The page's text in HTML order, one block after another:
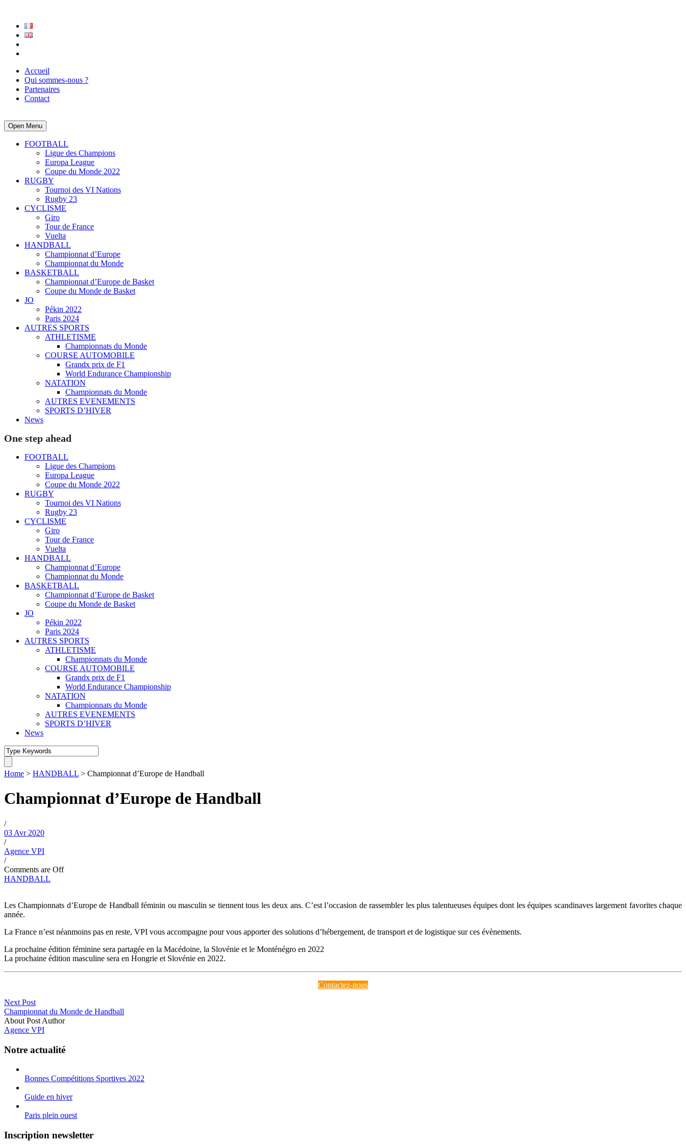
Accueil
Qui sommes-nous ?
Partenaires
Contact
Open Menu
FOOTBALL
Ligue des Champions
Europa League
Coupe du Monde 2022
RUGBY
Tournoi des VI Nations
Rugby 23
CYCLISME
Giro
Tour de France
Vuelta
HANDBALL
Championnat d’Europe
Championnat du Monde
BASKETBALL
Championnat d’Europe de Basket
Coupe du Monde de Basket
JO
Pékin 2022
Paris 2024
AUTRES SPORTS
ATHLETISME
Championnats du Monde
COURSE AUTOMOBILE
Grandx prix de F1
World Endurance Championship
NATATION
Championnats du Monde
AUTRES EVENEMENTS
SPORTS D’HIVER
News
One step ahead
FOOTBALL
Ligue des Champions
Europa League
Coupe du Monde 2022
RUGBY
Tournoi des VI Nations
Rugby 23
CYCLISME
Giro
Tour de France
Vuelta
HANDBALL
Championnat d’Europe
Championnat du Monde
BASKETBALL
Championnat d’Europe de Basket
Coupe du Monde de Basket
JO
Pékin 2022
Paris 2024
AUTRES SPORTS
ATHLETISME
Championnats du Monde
COURSE AUTOMOBILE
Grandx prix de F1
World Endurance Championship
NATATION
Championnats du Monde
AUTRES EVENEMENTS
SPORTS D’HIVER
News
Home > HANDBALL > Championnat d’Europe de Handball
Championnat d’Europe de Handball
/
03 Avr 2020
/
Agence VPI
/
Comments are Off
HANDBALL
Les Championnats d’Europe de Handball féminin ou masculin se tiennent tous les deux ans. C’est l’occasion de rassembler les plus talentueuses équipes dont les équipes scandinaves largement favorites chaque
année.
La France n’est néanmoins pas en reste, VPI vous accompagne pour vous apporter des solutions d’hébergement, de transport et de logistique sur ces évènements.
La prochaine édition féminine sera partagée en la Macédoine, la Slovénie et le Monténégro en 2022
La prochaine édition masculine sera en Hongrie et Slovénie en 2022.
Contactez-nous
Next Post
Championnat du Monde de Handball
About Post Author
Agence VPI
Notre actualité
Bonnes Compétitions Sportives 2022
Guide en hiver
Paris plein ouest
Inscription newsletter